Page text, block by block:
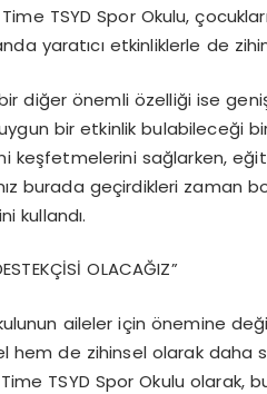
TSYD Spor Okulu,
yaratıcı etkinliklerle de
diğer önemli özelliği ise
bir etkinlik bulabileceği
keşfetmelerini sağlarken,
burada geçirdikleri
kullandı.
OLACAĞIZ”
aileler için önemine
hem de zihinsel olarak daha
TSYD Spor Okulu